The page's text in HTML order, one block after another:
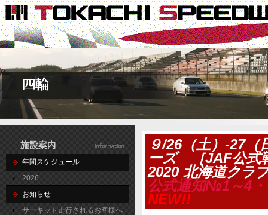
年間スケジュール
2026
お知らせ
サーキット走行されるお客様へ
９/26（土）-27
ーズ ［JAF公式
2020 北海道クラ
公式通知№1～4・
NEW!!